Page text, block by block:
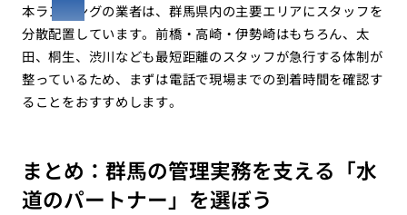
本ランキングの業者は、群馬県内の主要エリアにスタッフを
分散配置しています。前橋・高崎・伊勢崎はもちろん、太
田、桐生、渋川なども最短距離のスタッフが急行する体制が
整っているため、まずは電話で現場までの到着時間を確認す
ることをおすすめします。
まとめ：群馬の管理実務を支える「水
道のパートナー」を選ぼう